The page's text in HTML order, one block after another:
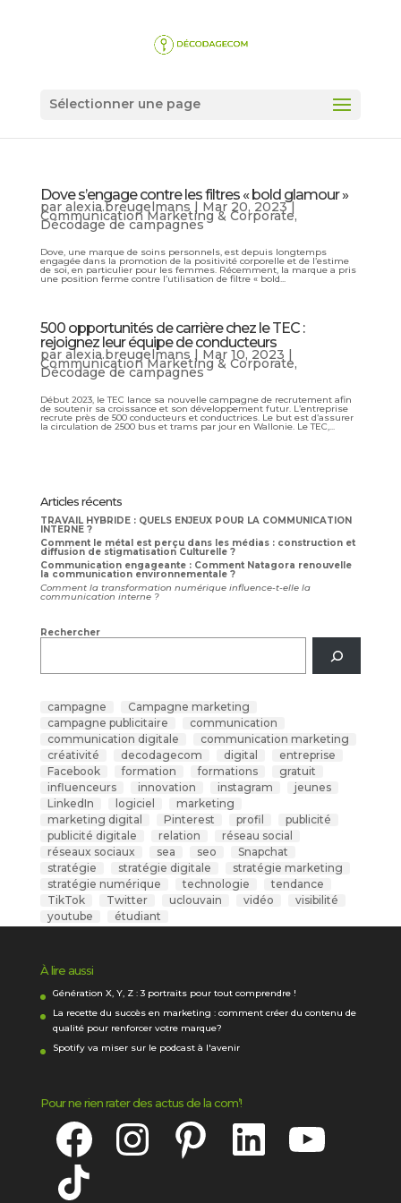
Sélectionner une page
Dove s’engage contre les filtres « bold glamour »
par alexia.breugelmans | Mar 20, 2023|
Communication Marketing & Corporate,
Décodage de campagnes
Dove, une marque de soins personnels, est depuis longtemps
engagée dans la promotion de la positivité corporelle et de l’estime
de soi, en particulier pour les femmes. Récemment, la marque a pris
une position ferme contre l’utilisation de filtre « bold...
500 opportunités de carrière chez le TEC :
rejoignez leur équipe de conducteurs
par alexia.breugelmans | Mar 10, 2023 |
Communication Marketing & Corporate,
Décodage de campagnes
Début 2023, le TEC lance sa nouvelle campagne de recrutement afin
de soutenir sa croissance et son développement futur. L’entreprise
recrute près de 500 conducteurs et conductrices. Le but est d’assurer
la circulation de 2500 bus et trams par jour en Wallonie. Le TEC,...
Articles récents
TRAVAIL HYBRIDE : QUELS ENJEUX POUR LA COMMUNICATION
INTERNE ?
Comment le métal est perçu dans les médias : construction et
diffusion de stigmatisation Culturelle ?
Communication engageante : Comment Natagora renouvelle
la communication environnementale ?
Comment la transformation numérique influence-t-elle la
communication interne ?
Rechercher
campagne
Campagne marketing
campagne publicitaire
communication
communication digitale
communication marketing
créativité
decodagecom digital
entreprise
Facebook
formation formations
gratuit
influenceurs
innovation instagram
jeunes
LinkedIn
logiciel
marketing
marketing digital
Pinterest profil
publicité
publicité digitale
relation
réseau social
réseaux sociaux
sea seo
Snapchat
stratégie
stratégie digitale
stratégie marketing
stratégie numérique
technologie
tendance
TikTok
Twitter uclouvain vidéo
visibilité
youtube
étudiant
À lire aussi
Génération X, Y, Z : 3 portraits pour tout comprendre !
La recette du succès en marketing : comment créer du contenu de
qualité pour renforcer votre marque?
Spotify va miser sur le podcast à l'avenir
Pour ne rien rater des actus de la com’!
Facebook Pinterest
TikTok